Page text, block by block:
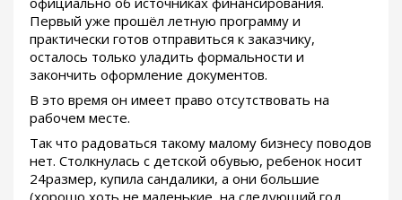
Первый уже прошёл летную программу и
практически готов отправиться к заказчику,
осталось только уладить формальности и
закончить оформление документов.
В это время он имеет право отсутствовать на
рабочем месте.
Так что радоваться такому малому бизнесу поводов
нет. Столкнулась с детской обувью, ребенок носит
24размер, купила сандалики, а они большие